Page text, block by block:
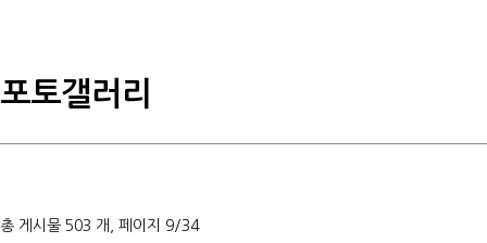
포토갤러리
총 게시물 503 개, 페이지 9/34